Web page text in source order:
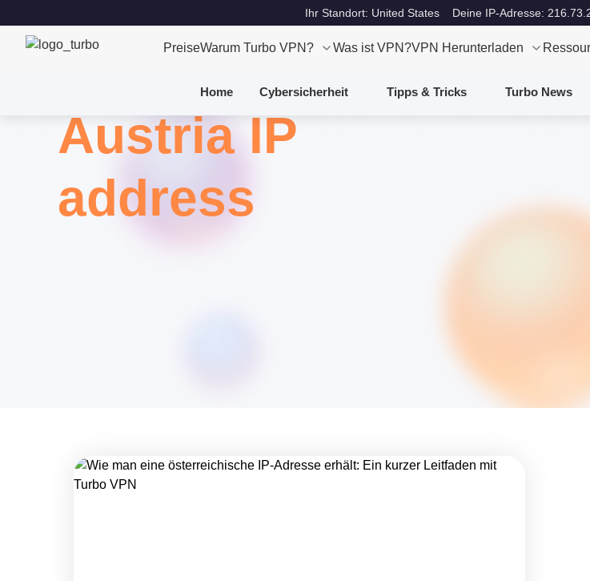
Ihr Standort: United States Deine IP-Adresse:
PreiseWarum Turbo VPN? Was ist VPN?VPN Herunterladen
Home Cybersicherheit Tipps & Tricks Turbo News
Austria IP
address